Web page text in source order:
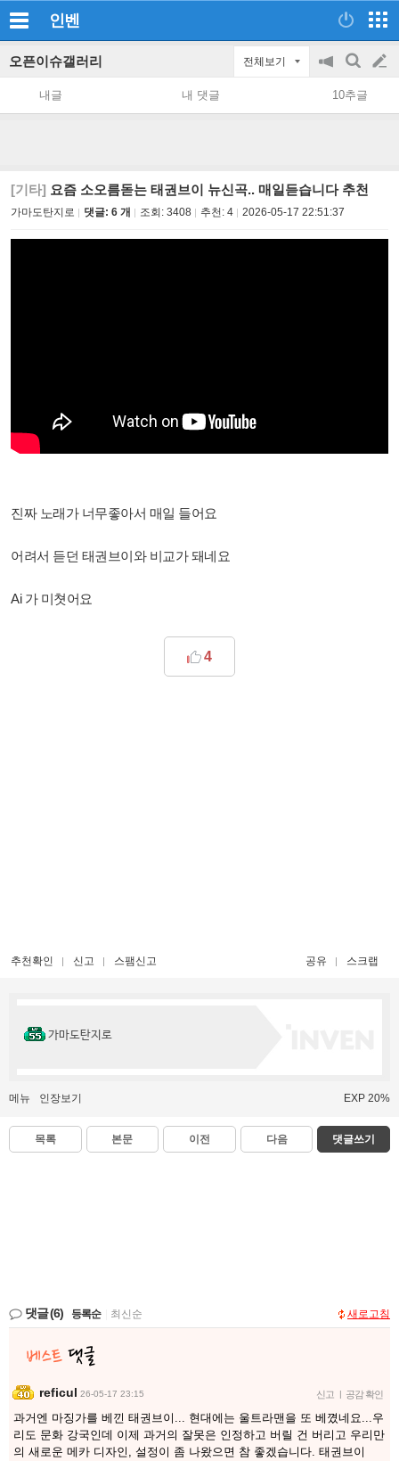
인벤
오픈이슈갤러리 전체보기
공
지
on/off
검
색
글
쓰
내글 내 댓글 10추글
[기타] 요즘 소오름돋는 태권브이 뉴신곡.. 매일듣습니다 추천
가마도탄지로 댓글: 6 개 조회: 3408 추천: 4 2026-05-17 22:51:37
진짜 노래가 너무좋아서 매일 들어요
어려서 듣던 태권브이와 비교가 돼네요
Ai 가 미쳣어요
4
추천확인 신고 스팸신고 공유 스크랩
가마도탄지로
메뉴 인장보기 EXP 20%
목록 본문 이전 다음 댓글쓰기
댓글(6) 등록순 최신순 새로고침
reficul 26-05-17 23:15 신고 | 공감 확인
과거엔 마징가를 베낀 태권브이... 현대에는 울트라맨을 또 베꼈네요...우
리도 문화 강국인데 이제 과거의 잘못은 인정하고 버릴 건 버리고 우리만
의 새로운 메카 디자인, 설정이 좀 나왔으면 참 좋겠습니다. 태권브이